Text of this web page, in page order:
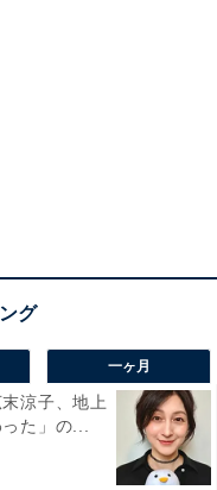
一ヶ月
涼子、地上
た」の...